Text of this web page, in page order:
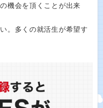
機会を頂くことが出来
。多くの就活生が希望す